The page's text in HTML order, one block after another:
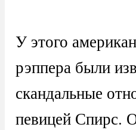
У этого
рэппера были
скандальные
певицей Спирс.